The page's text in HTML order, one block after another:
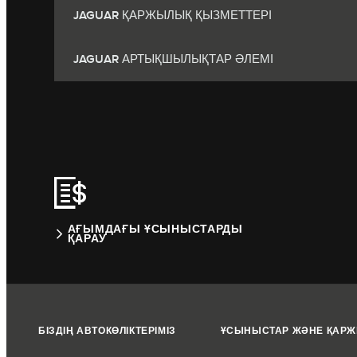
JAGUAR ҚАРЖЫЛЫҚ ҚЫЗМЕТТЕРІ
JAGUAR АРТЫҚШЫЛЫҚТАР ӘЛЕМІ
АҒЫМДАҒЫ ҰСЫНЫСТАРДЫ
ҚАРАУ
БІЗДІҢ АВТОКӨЛІКТЕРІМІЗ ҰСЫНЫСТАР ЖӘНЕ